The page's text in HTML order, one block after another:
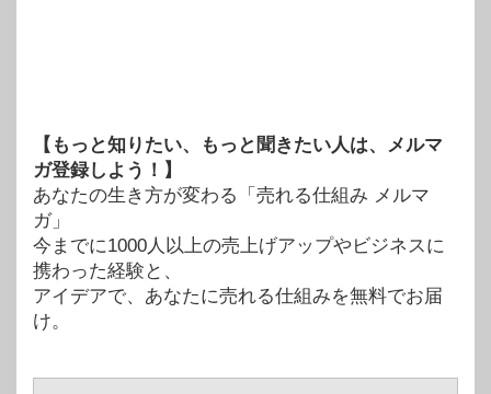
【もっと知りたい、もっと聞きたい人は、メルマ
ガ登録しよう！】
あなたの生き方が変わる「売れる仕組み メルマ
ガ」
今までに1000人以上の売上げアップやビジネスに
携わった経験と、
アイデアで、あなたに売れる仕組みを無料でお届
け。